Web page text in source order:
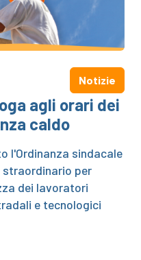
Notizie
agli orari dei
caldo
l'Ordinanza sindacale
straordinario per
dei lavoratori
e tecnologici